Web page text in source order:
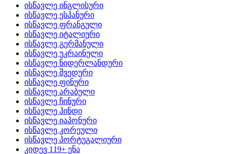
ისწავლე ინგლისური
ისწავლე ესპანური
ისწავლე ფრანგული
ისწავლე იტალიური
ისწავლე გერმანული
ისწავლე უკრაინული
ისწავლე ნიდერლანდური
ისწავლე შვედური
ისწავლე ფინური
ისწავლე არაბული
ისწავლე ჩინური
ისწავლე ჰინდი
ისწავლე იაპონური
ისწავლე კორეული
ისწავლე პორტუგალიური
კიდევ 119+ ენა